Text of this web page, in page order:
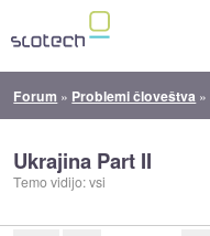
Forum » Problemi človeštva »
Ukrajina Part II
Temo vidijo: vsi